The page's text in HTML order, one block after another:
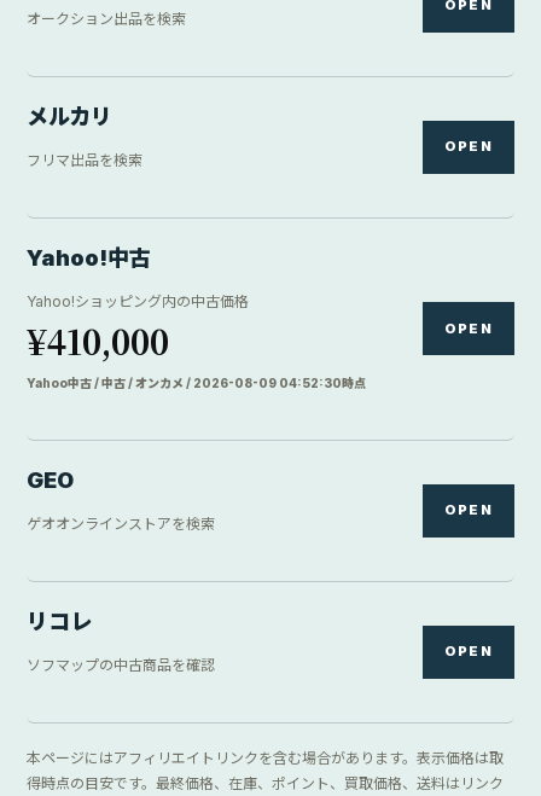
オークション出品を検索
OPEN
メルカリ
フリマ出品を検索
OPEN
Yahoo!中古
Yahoo!ショッピング内の中古価格
¥410,000
Yahoo中古 / 中古 / オンカメ / 2026-08-09 04:52:30時点
OPEN
GEO
ゲオオンラインストアを検索
OPEN
リコレ
ソフマップの中古商品を確認
OPEN
本ページにはアフィリエイトリンクを含む場合があります。表示価格は取
得時点の目安です。最終価格、在庫、ポイント、買取価格、送料はリンク